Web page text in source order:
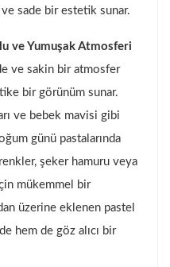
ve sade bir estetik sunar.
ve Yumuşak Atmosferi
ve sakin bir atmosfer
bir görünüm sunar.
ve bebek mavisi gibi
günü pastalarında
şeker hamuru veya
mükemmel bir
üzerine eklenen pastel
hem de göz alıcı bir